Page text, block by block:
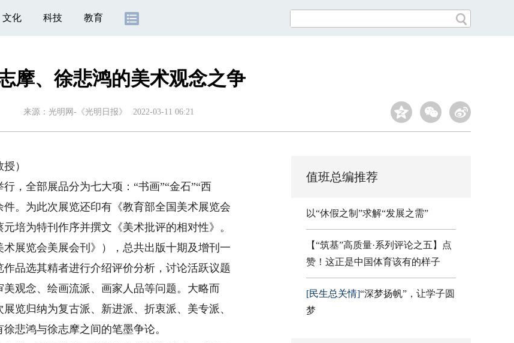
文化 科技 教育
摩、徐悲鸿的美术观念之争
来源： 光明网-《光明日报》 2022-03-11 06:21
）
全部展品分为七大项：“书画”“金石”“西
件。为此次展览还印有《教育部全国美术展览会
培为特刊作序并撰文《美术批评的相对性》。
展览会美展会刊》），总共出版十期及增刊一
品选其精者进行介绍评价分析，讨论活跃议题
观念、绘画流派、画家人品等问题。大略而
览归纳为复古派、新进派、折衷派、美专派、
悲鸿与徐志摩之间的笔墨争论。
值班总编推荐
以“休假之制”求解“发展之需”
【“筑基”高质量·系列评论之五】点
赞！这正是中国体育该有的样子
[民生总关情]“深梦扬帆”，让学子圆
梦